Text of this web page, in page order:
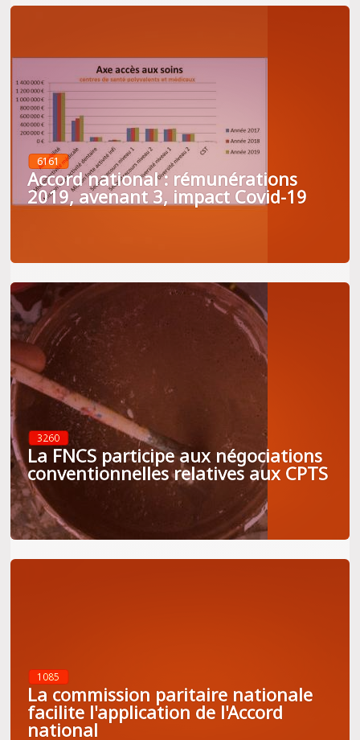
6161
Accord national : rémunérations
2019, avenant 3, impact Covid-19
3260
La FNCS participe aux négociations
conventionnelles relatives aux CPTS
1085
La commission paritaire nationale
facilite l'application de l'Accord
national